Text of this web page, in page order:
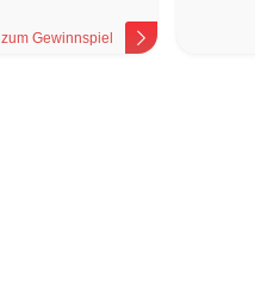
zum Gewinnspiel